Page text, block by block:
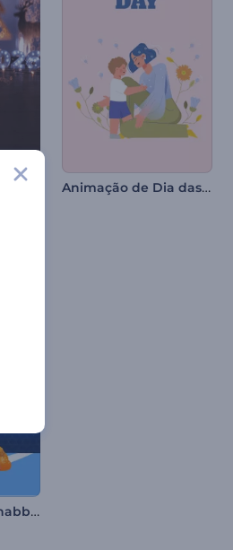
Animação de Dia das Mães
Animações de Shabbat Shalom